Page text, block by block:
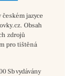
jazyce
Obsah
zdrojů
pro tištěná
Sb vydávány